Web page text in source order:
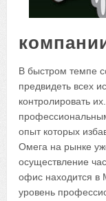
В быстром темпе
предвидеть всех
контролировать
опыт которых
Омега на рынке
осуществление
офис находится в
уровень